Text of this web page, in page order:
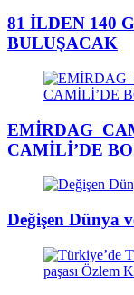
81 İLDEN 140
BULUŞACAK
EMİRDAG
CAMİLİ’DE
Değişen Dünya